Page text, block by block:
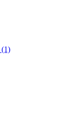
(1)